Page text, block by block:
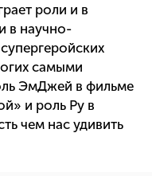
роли и в
в научно-
самыми
ЭмДжей в фильме
и роль Ру в
чем нас удивить